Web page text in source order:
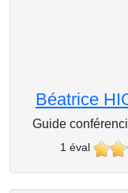
Béatrice
Guide
1 éval